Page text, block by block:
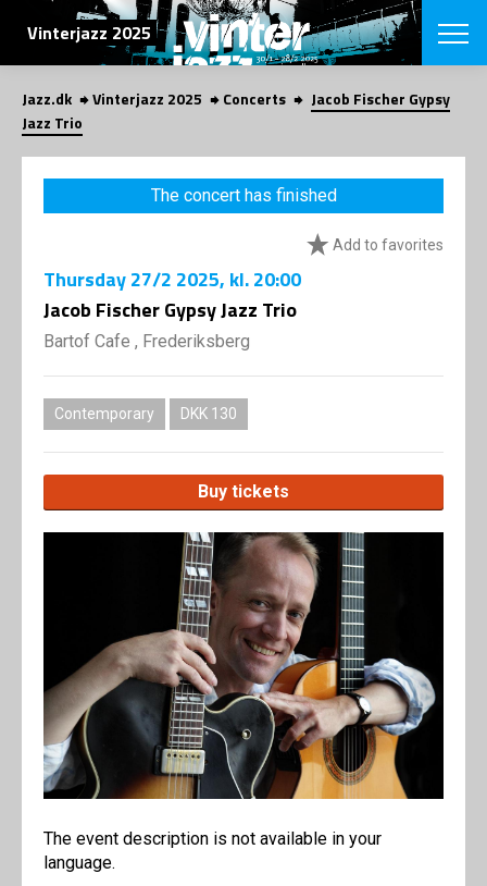
SEARCH
Vinterjazz 2025
Danish
CHOOSE
VINTERJAZZ
Themes
LOCATIONS
SHOP
Jazz.dk Vinterjazz 2025 Concerts
Jacob Fischer Gypsy
Jazz Trio
The concert has finished
Add to favorites
Thursday27/2 2025, kl. 20:00
Jacob Fischer Gypsy Jazz Trio
Bartof Cafe , Frederiksberg
Contemporary DKK 130
Buy tickets
The event description is not available in your
language.